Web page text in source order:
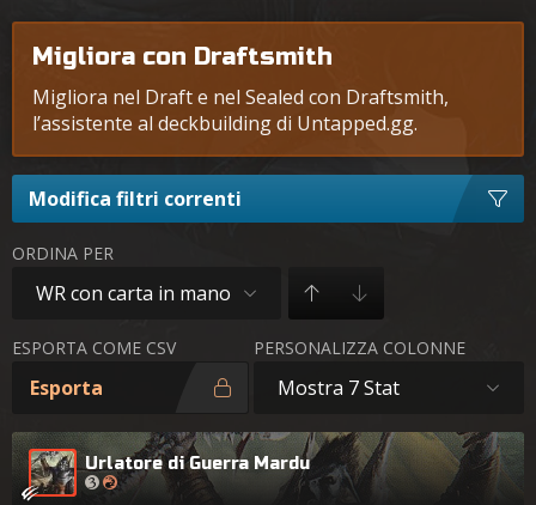
Migliora con Draftsmith
Migliora nel Draft e nel Sealed con Draftsmith,
l’assistente al deckbuilding di Untapped.gg.
Modifica filtri correnti
ORDINA PER
WR con carta in mano
ESPORTA COME CSV
Esporta
PERSONALIZZA COLONNE
Mostra 7 Stat
Urlatore di Guerra Mardu